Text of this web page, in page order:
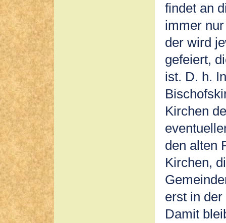
findet an
immer
der wird
gefeiert,
ist. D. h.
Kirchen
den alten
Kirchen,
erst in
Damit